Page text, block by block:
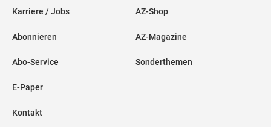
Karriere / Jobs
Abonnieren
Abo-Service
E-Paper
Kontakt
AZ-Shop
AZ-Magazine
Sonderthemen